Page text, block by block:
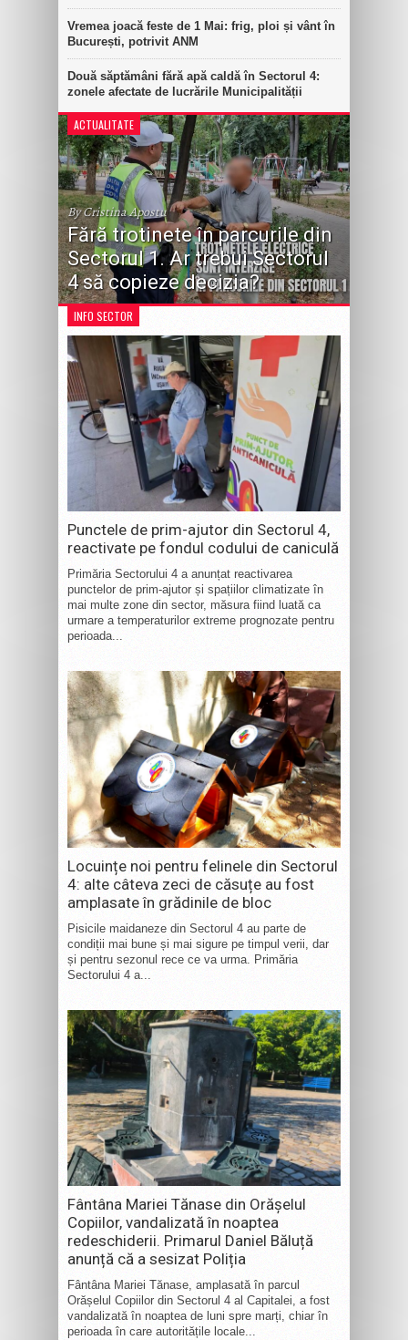
Vremea joacă feste de 1 Mai: frig, ploi și vânt în
București, potrivit ANM
Două săptămâni fără apă caldă în Sectorul 4:
zonele afectate de lucrările Municipalității
ACTUALITATE
By Cristina Apostu
Fără trotinete în parcurile din
Sectorul 1. Ar trebui Sectorul
4 să copieze decizia?
INFO SECTOR
Punctele de prim-ajutor din Sectorul 4,
reactivate pe fondul codului de caniculă
Primăria Sectorului 4 a anunțat reactivarea
punctelor de prim-ajutor și spațiilor climatizate în
mai multe zone din sector, măsura fiind luată ca
urmare a temperaturilor extreme prognozate pentru
perioada...
Locuințe noi pentru felinele din Sectorul
4: alte câteva zeci de căsuțe au fost
amplasate în grădinile de bloc
Pisicile maidaneze din Sectorul 4 au parte de
condiții mai bune și mai sigure pe timpul verii, dar
și pentru sezonul rece ce va urma. Primăria
Sectorului 4 a...
Fântâna Mariei Tănase din Orășelul
Copiilor, vandalizată în noaptea
redeschiderii. Primarul Daniel Băluță
anunță că a sesizat Poliția
Fântâna Mariei Tănase, amplasată în parcul
Orășelul Copiilor din Sectorul 4 al Capitalei, a fost
vandalizată în noaptea de luni spre marți, chiar în
perioada în care autoritățile locale...